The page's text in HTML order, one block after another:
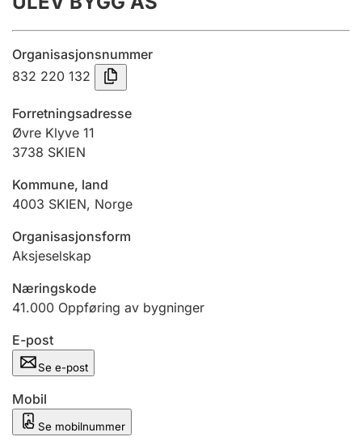
Årsregnskap
Innsending og forsinkelsesgebyr
Tinglysing
Jeger
Ektepaktveileder
Offentlig sektor
Andre tema
Organisasjonsnummer
832 220 132
Forretningsadresse
Øvre Klyve 11
3738 SKIEN
Kommune, land
4003 SKIEN, Norge
Organisasjonsform
Aksjeselskap
Næringskode
41.000 Oppføring av bygninger
E-post
Se e-post
Mobil
Se mobilnummer